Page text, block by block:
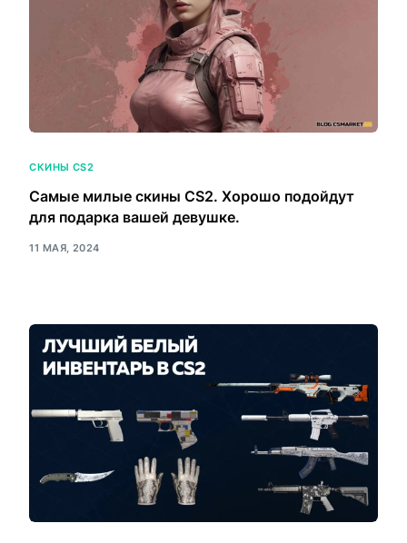
СКИНЫ CS2
Самые милые скины CS2. Хорошо подойдут
для подарка вашей девушке.
11 МАЯ, 2024